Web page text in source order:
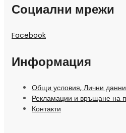
Социални мрежи
Facebook
Информация
Общи условия, Лични данни
Рекламации и връщане на
Контакти